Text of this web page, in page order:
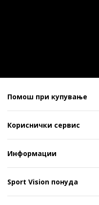
Помош при купување
Кориснички сервис
Информации
Sport Vision понуда